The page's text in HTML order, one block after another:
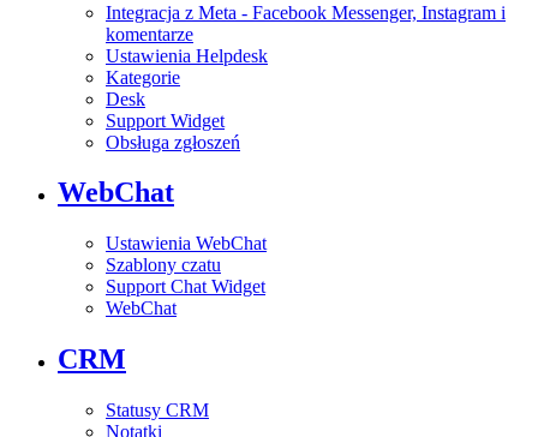
Integracja z Meta - Facebook Messenger, Instagram i
komentarze
Ustawienia Helpdesk
Kategorie
Desk
Support Widget
Obsługa zgłoszeń
WebChat
Ustawienia WebChat
Szablony czatu
Support Chat Widget
WebChat
CRM
Statusy CRM
Notatki